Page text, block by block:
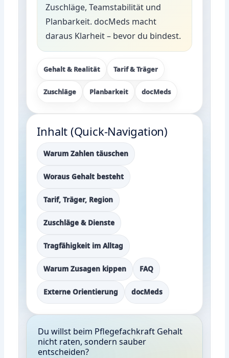
Zuschläge, Teamstabilität und
Planbarkeit. docMeds macht
daraus Klarheit – bevor du bindest.
Gehalt & Realität Tarif & Träger
Zuschläge Planbarkeit docMeds
Inhalt (Quick-Navigation)
Warum Zahlen täuschen
Woraus Gehalt besteht
Tarif, Träger, Region
Zuschläge & Dienste
Tragfähigkeit im Alltag
Warum Zusagen kippen FAQ
Externe Orientierung docMeds
Du willst beim Pflegefachkraft Gehalt
nicht raten, sondern sauber
entscheiden?